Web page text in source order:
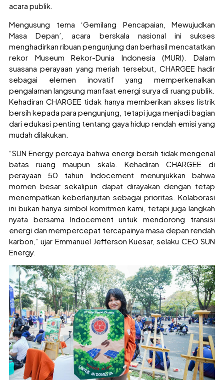
acara publik.
Mengusung tema ‘Gemilang Pencapaian, Mewujudkan
Masa Depan’, acara berskala nasional ini sukses
menghadirkan ribuan pengunjung dan berhasil mencatatkan
rekor Museum Rekor-Dunia Indonesia (MURI). Dalam
suasana perayaan yang meriah tersebut, CHARGEE hadir
sebagai elemen inovatif yang memperkenalkan
pengalaman langsung manfaat energi surya di ruang publik.
Kehadiran CHARGEE tidak hanya memberikan akses listrik
bersih kepada para pengunjung, tetapi juga menjadi bagian
dari edukasi penting tentang gaya hidup rendah emisi yang
mudah dilakukan.
“SUN Energy percaya bahwa energi bersih tidak mengenal
batas ruang maupun skala. Kehadiran CHARGEE di
perayaan 50 tahun Indocement menunjukkan bahwa
momen besar sekalipun dapat dirayakan dengan tetap
menempatkan keberlanjutan sebagai prioritas. Kolaborasi
ini bukan hanya simbol komitmen kami, tetapi juga langkah
nyata bersama Indocement untuk mendorong transisi
energi dan mempercepat tercapainya masa depan rendah
karbon,” ujar Emmanuel Jefferson Kuesar, selaku CEO SUN
Energy.